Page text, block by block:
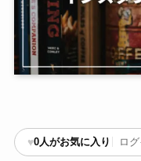
♥0人がお気に入り ロ